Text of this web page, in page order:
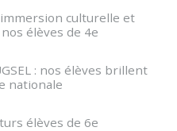
culturelle et
élèves de 4e
: nos élèves brillent
nationale
élèves de 6e